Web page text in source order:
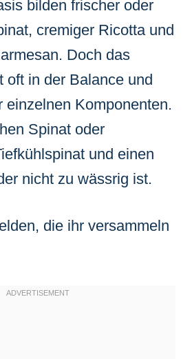
bilden frischer oder
cremiger Ricotta und
Doch das
oft in der Balance und
einzelnen Komponenten.
Spinat oder
und einen
nicht zu wässrig ist.
die ihr versammeln